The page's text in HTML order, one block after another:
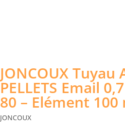
JONCOUX Tuyau
PELLETS Email
80 – Elément 100
JONCOUX